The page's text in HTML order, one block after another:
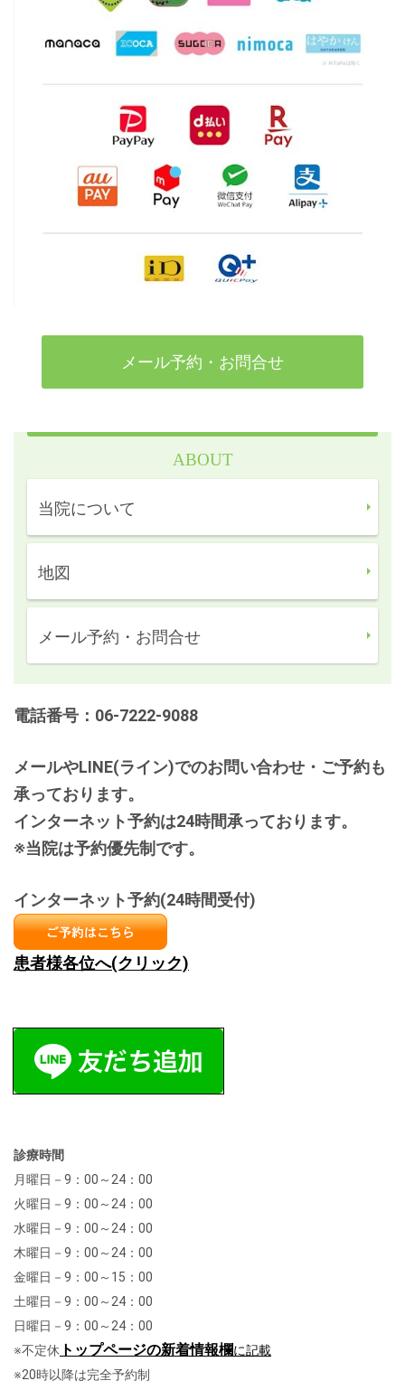
メール予約・お問合せ
ABOUT
当院について
地図
メール予約・お問合せ
電話番号：06-7222-9088
メールやLINE(ライン)でのお問い合わせ・ご予約も
承っております。
インターネット予約は24時間承っております。
※当院は予約優先制です。
インターネット予約(24時間受付)
患者様各位へ(クリック)
診療時間
月曜日－9：00～24：00
火曜日－9：00～24：00
水曜日－9：00～24：00
木曜日－9：00～24：00
金曜日－9：00～15：00
土曜日－9：00～24：00
日曜日－9：00～24：00
※不定休 トップページの新着情報欄に記載
※20時以降は完全予約制